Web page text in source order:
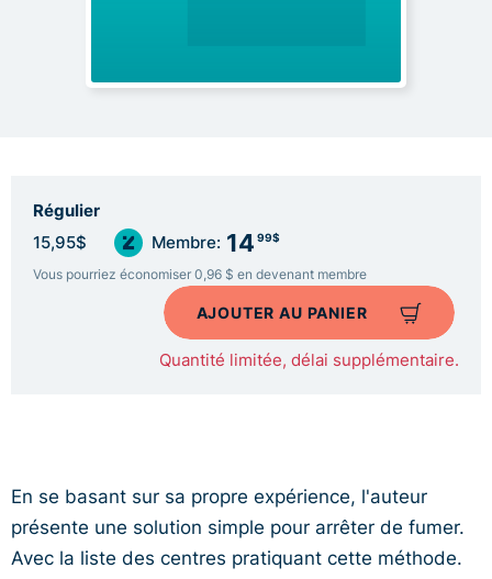
Régulier
15,95$ Membre: 14 99$
Vous pourriez économiser 0,96 $ en devenant membre
AJOUTER AU PANIER
Quantité limitée, délai supplémentaire.
En se basant sur sa propre expérience, l'auteur
présente une solution simple pour arrêter de fumer.
Avec la liste des centres pratiquant cette méthode.